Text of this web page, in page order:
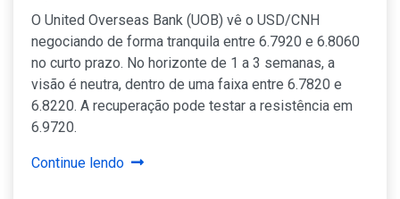
O United Overseas Bank (UOB) vê o USD/CNH
negociando de forma tranquila entre 6.7920 e 6.8060
no curto prazo. No horizonte de 1 a 3 semanas, a
visão é neutra, dentro de uma faixa entre 6.7820 e
6.8220. A recuperação pode testar a resistência em
6.9720.
Continue lendo